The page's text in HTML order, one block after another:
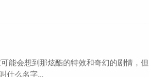
能会想到那炫酷的特效和奇幻的剧情，但
什么名字...